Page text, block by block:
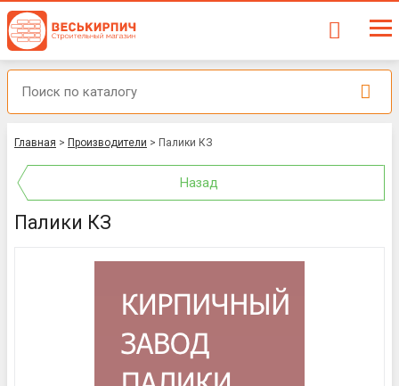
Главная > Производители > Палики КЗ
Назад
Палики КЗ